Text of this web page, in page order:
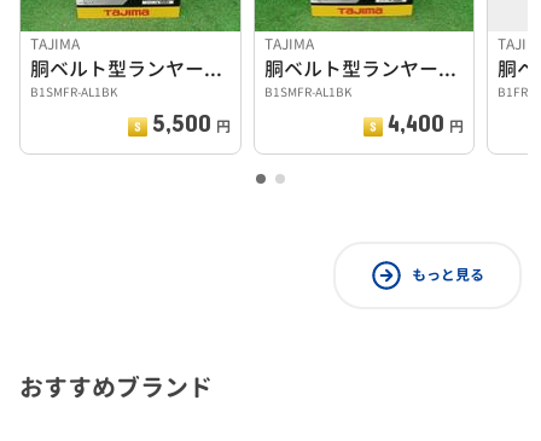
TAJIMA
胴ベルト型ランヤードセット 平綱
B1SMFR-AL1BK
5,500 円
TAJIMA
胴ベルト型ランヤードセット 平綱
B1SMFR-AL1BK
4,400 円
胴
もっと見る
おすすめブランド